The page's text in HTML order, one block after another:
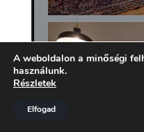
A weboldalon a minőségi
használunk.
Részletek
Elfogad